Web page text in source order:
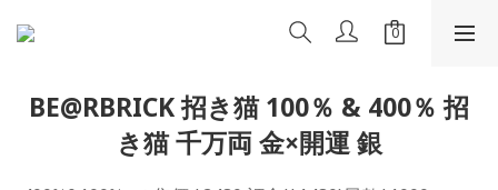
BE@RBRICK 招き猫 100％ & 400％ 招
き猫 千万両 金×開運 銀